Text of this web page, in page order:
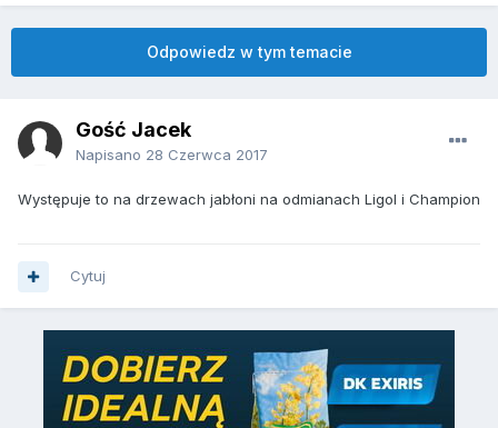
Odpowiedz w tym temacie
Gość Jacek
Napisano 28 Czerwca 2017
Występuje to na drzewach jabłoni na odmianach Ligol i Champion
Cytuj